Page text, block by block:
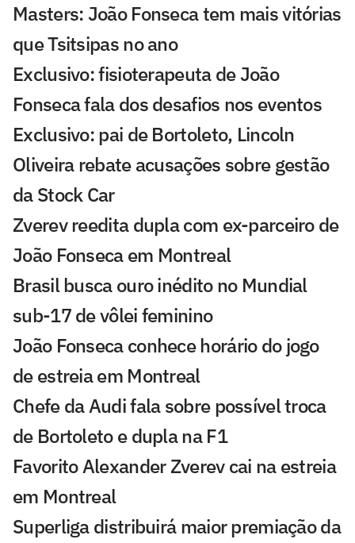
Masters: João Fonseca tem mais vitórias
que Tsitsipas no ano
Exclusivo: fisioterapeuta de João
Fonseca fala dos desafios nos eventos
Exclusivo: pai de Bortoleto, Lincoln
Oliveira rebate acusações sobre gestão
da Stock Car
Zverev reedita dupla com ex-parceiro de
João Fonseca em Montreal
Brasil busca ouro inédito no Mundial
sub-17 de vôlei feminino
João Fonseca conhece horário do jogo
de estreia em Montreal
Chefe da Audi fala sobre possível troca
de Bortoleto e dupla na F1
Favorito Alexander Zverev cai na estreia
em Montreal
Superliga distribuirá maior premiação da